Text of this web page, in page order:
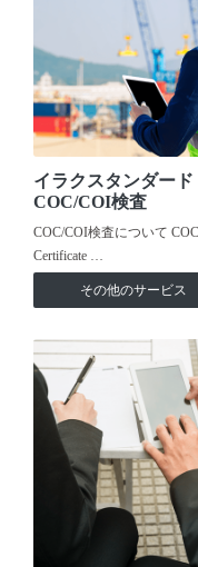
イラクスタンダード
COC/COI検査
COC/COI検査について
Certificate …
その他のサービス